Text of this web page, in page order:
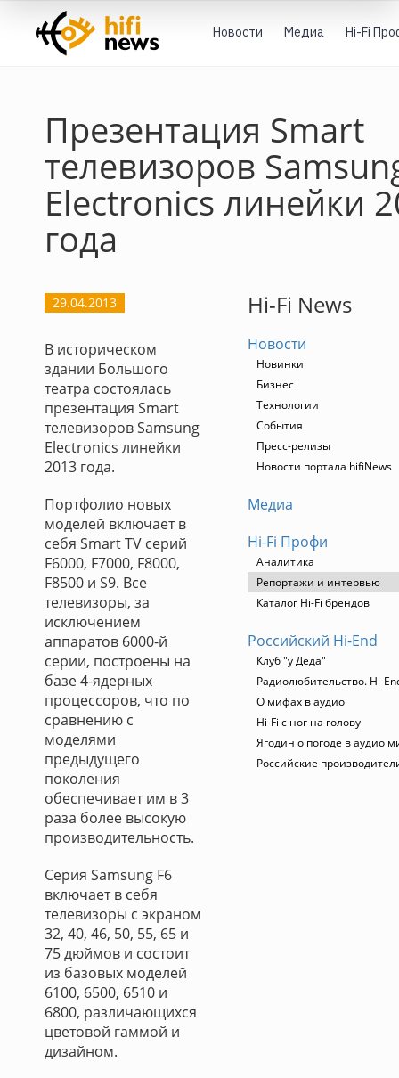
Новости Медиа Hi-Fi
Презентация Smart
телевизоров
Electronics линейки
года
29.04.2013
В историческом
здании Большого
театра состоялась
презентация Smart
телевизоров Samsung
Electronics линейки
2013 года.
Портфолио новых
моделей включает в
себя Smart TV серий
F6000, F7000, F8000,
F8500 и S9. Все
телевизоры, за
исключением
аппаратов 6000-й
серии, построены на
базе 4-ядерных
процессоров, что по
сравнению с
моделями
предыдущего
поколения
обеспечивает им в 3
раза более высокую
производительность.
Серия Samsung F6
включает в себя
телевизоры с экраном
32, 40, 46, 50, 55, 65 и
75 дюймов и состоит
из базовых моделей
6100, 6500, 6510 и
6800, различающихся
цветовой гаммой и
дизайном.
Hi-Fi News
Новости
Новинки
Бизнес
Технологии
События
Пресс-релизы
Новости портала hifiNews
Медиа
Hi-Fi Профи
Аналитика
Репортажи и интервью
Каталог Hi-Fi брендов
Российский Hi-End
Клуб "у Деда"
Радиолюбительство. Hi-
О мифах в аудио
Hi-Fi с ног на голову
Ягодин о погоде в аудио
Российские